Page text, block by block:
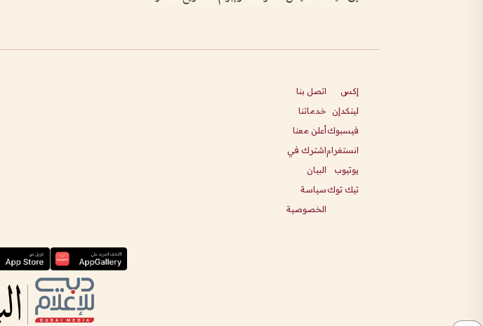
إكس
لينكدإن
فيسبوك
انستغرام
يوتيوب
تيك توك
اتصل بنا
خدماتنا
أعلن معنا
اشترك في
البيان
سياسة
الخصوصية